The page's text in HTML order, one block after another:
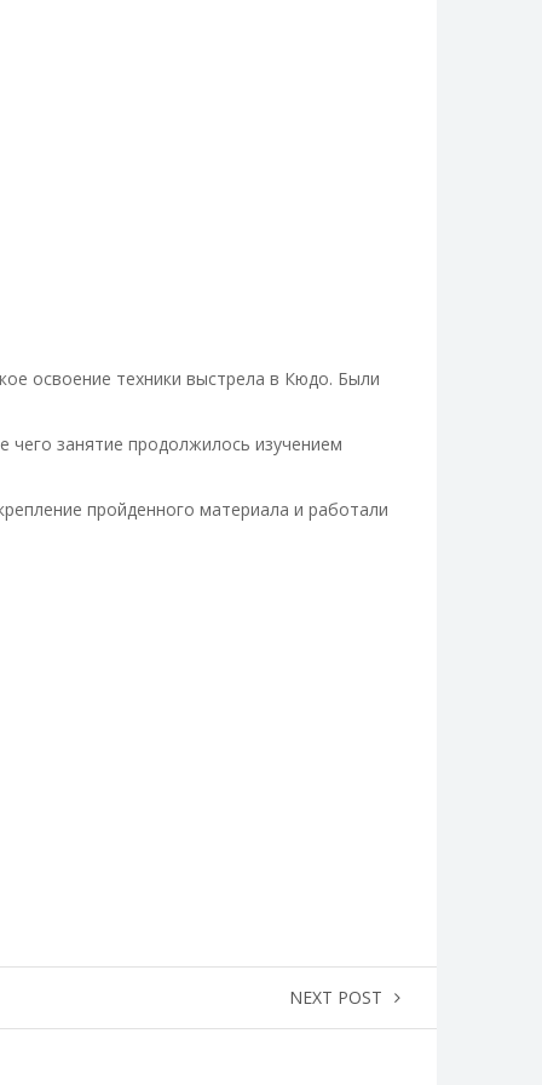
освоение техники выстрела в Кюдо. Были
чего занятие продолжилось изучением
пройденного материала и работали
NEXT POST